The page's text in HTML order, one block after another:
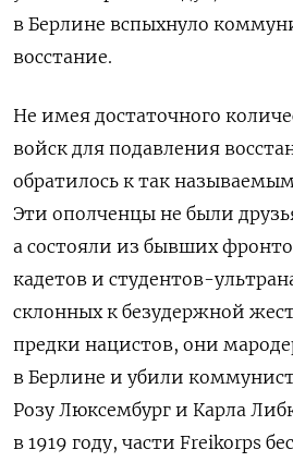
в Берлине вспыхнуло
восстание.
Не имея достаточного
войск для подавления
обратилось к так
Эти ополченцы не были
а состояли из бывших
кадетов и студентов-
склонных к безудержной
предки нацистов, они
в Берлине и убили
Розу Люксембург и Карла
в 1919 году, части Freikorps